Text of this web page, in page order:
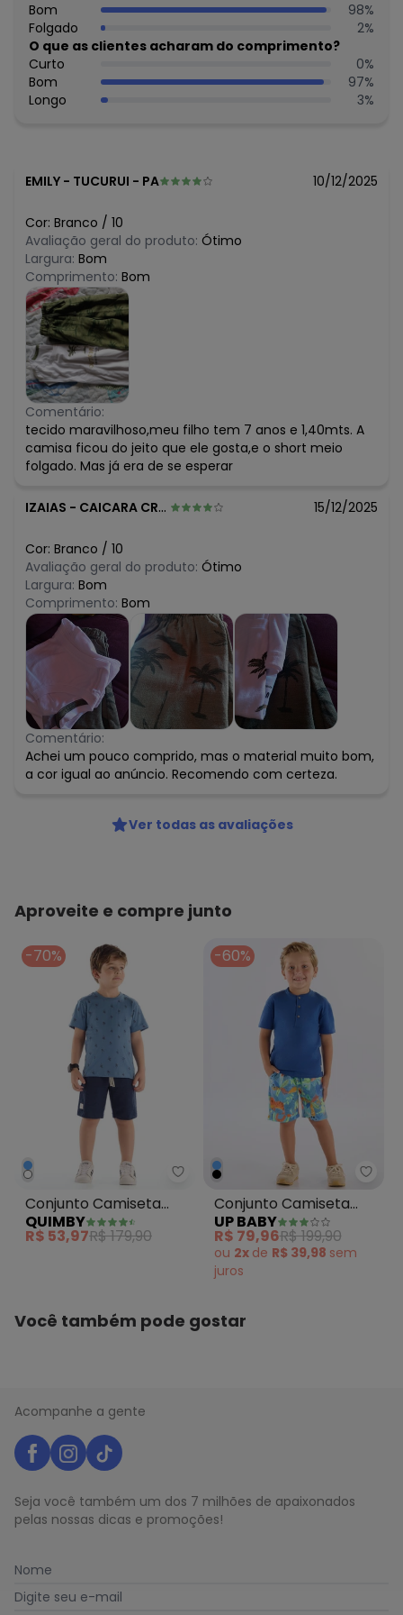
Histórico de preços
O preço apresentado abaixo é o menor oferecido em
algum dia do mês, para o menor tamanho disponível.
agosto/2026
N/D*
abril/2026 N/D*
março/2026 N/D*
Bom
98%
Folgado
2%
O que as clientes acharam do comprimento?
Curto
0%
Bom
97%
Longo
3%
EMILY - TUCURUI - PA 10/12/2025
Cor: Branco / 10
Avaliação geral do produto: Ótimo
Largura: Bom
Comprimento: Bom
Comentário:
tecido maravilhoso,meu filho tem 7 anos e 1,40mts. A
camisa ficou do jeito que ele gosta,e o short meio
folgado. Mas já era de se esperar
IZAIAS - CAICARA CRUZ - CE 15/12/2025
Cor: Branco / 10
Avaliação geral do produto: Ótimo
Largura: Bom
Comprimento: Bom
Comentário:
Achei um pouco comprido, mas o material muito bom,
a cor igual ao anúncio. Recomendo com certeza.
Ver todas as avaliações
Aproveite e compre junto
-70%
Quimby - Conjunto Camiseta
Conjunto Camiseta
Estampada Bermuda
Azul
QUIMBY
R$ 53,97R$ 179,90
-60%
Up
Conjunto Camiseta
Bermuda Azul
UP BABY
R$ 79,96R$ 199,90
ou 2x de R$ 39,98 sem
juros
Você também pode gostar
Acompanhe a gente
Seja você também um dos 7 milhões de apaixonados
pelas nossas dicas e promoções!
Nome
Digite seu e-mail